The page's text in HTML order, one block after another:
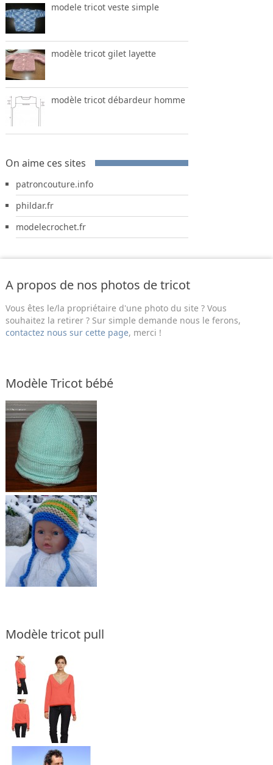
modele tricot veste simple
modèle tricot gilet layette
modèle tricot débardeur homme
On aime ces sites
patroncouture.info
phildar.fr
modelecrochet.fr
A propos de nos photos de tricot
Vous êtes le/la propriétaire d'une photo du site ? Vous
souhaitez la retirer ? Sur simple demande nous le ferons,
contactez nous sur cette page, merci !
Modèle Tricot bébé
Modèle tricot pull